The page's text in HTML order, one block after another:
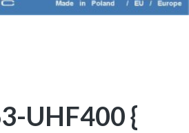
UHF400 {